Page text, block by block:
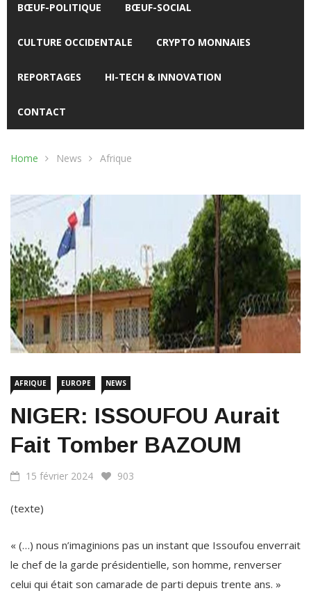
BŒUF-POLITIQUE BŒUF-SOCIAL
CULTURE OCCIDENTALE CRYPTO MONNAIES
REPORTAGES HI-TECH & INNOVATION
CONTACT
Home News Afrique
AFRIQUE EUROPE NEWS
NIGER: ISSOUFOU Aurait
Fait Tomber BAZOUM
15 février 2024 903
(texte)
« (…) nous n’imaginions pas un instant que Issoufou enverrait
le chef de la garde présidentielle, son homme, renverser
celui qui était son camarade de parti depuis trente ans. »